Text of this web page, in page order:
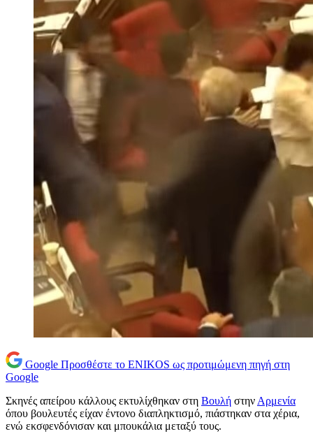
Google Προσθέστε το ENIKOS ως προτιμώμενη πηγή στη
Google
Σκηνές απείρου κάλλους εκτυλίχθηκαν στη Βουλή στην Αρμενία
όπου βουλευτές είχαν έντονο διαπληκτισμό, πιάστηκαν στα χέρια,
ενώ εκσφενδόνισαν και μπουκάλια μεταξύ τους.